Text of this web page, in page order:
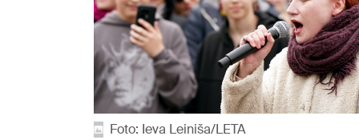
Foto: Ieva Leiniša/LETA